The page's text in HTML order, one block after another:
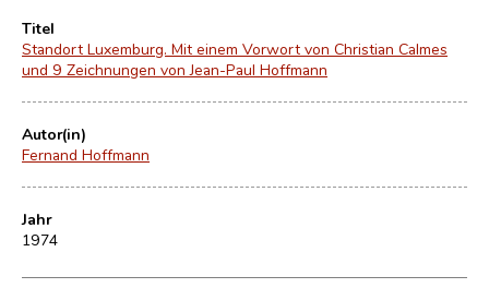
Titel
Standort Luxemburg. Mit einem Vorwort von Christian Calmes
und 9 Zeichnungen von Jean-Paul Hoffmann
Autor(in)
Fernand Hoffmann
Jahr
1974